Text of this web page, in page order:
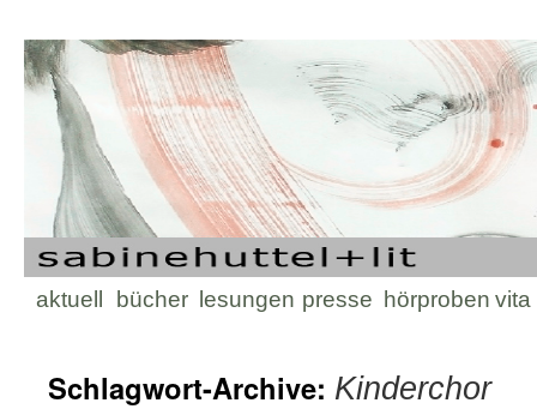
Zum
springen
aktuell bücher lesungen presse hörproben vita
Schlagwort-Archive: Kinderchor